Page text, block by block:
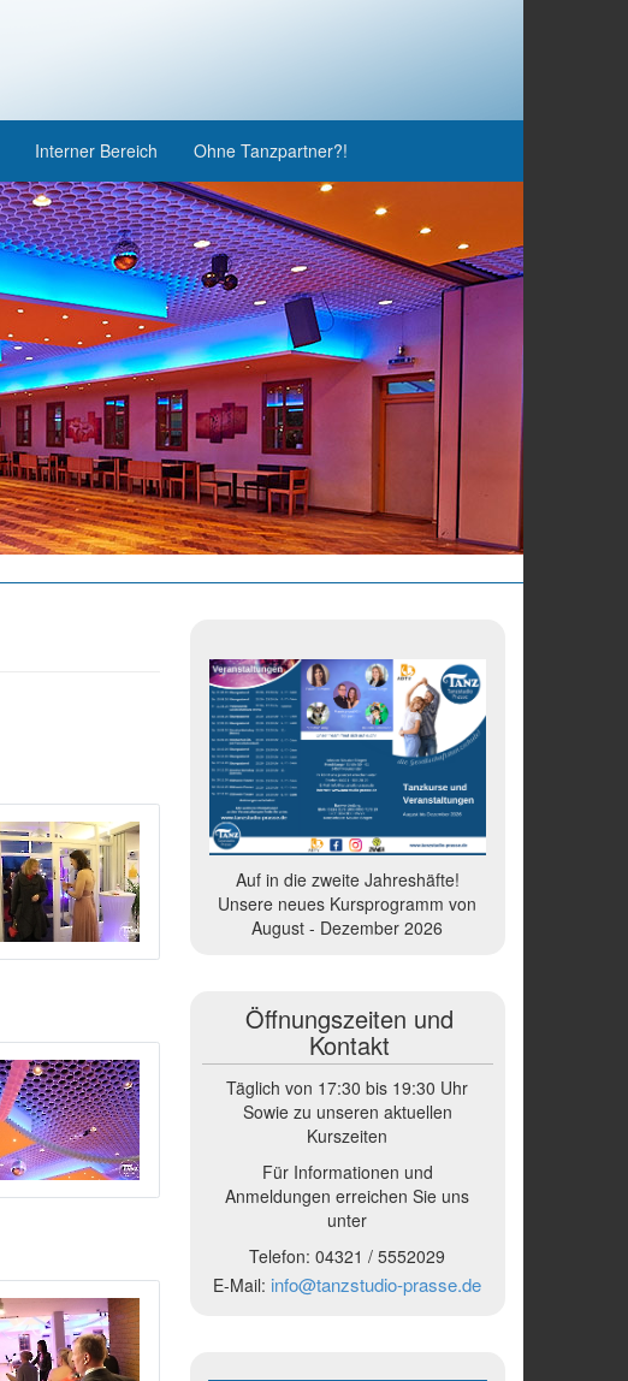
Interner Bereich Ohne Tanzpartner?!
Auf in die zweite Jahreshäfte!
Unsere neues Kursprogramm von
August - Dezember 2026
Öffnungszeiten und
Kontakt
Täglich von 17:30 bis 19:30 Uhr
Sowie zu unseren aktuellen
Kurszeiten
Für Informationen und
Anmeldungen erreichen Sie uns
unter
Telefon:04321 /5552029
E-Mail: info@tanzstudio-prasse.de